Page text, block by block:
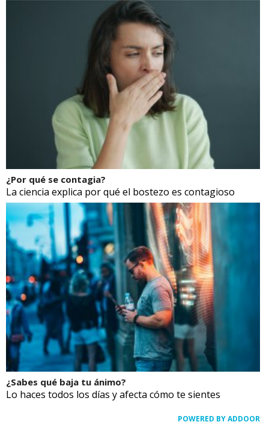
¿Por qué se contagia?
La ciencia explica por qué el bostezo es contagioso
¿Sabes qué baja tu ánimo?
Lo haces todos los días y afecta cómo te sientes
POWERED BY ADDOOR